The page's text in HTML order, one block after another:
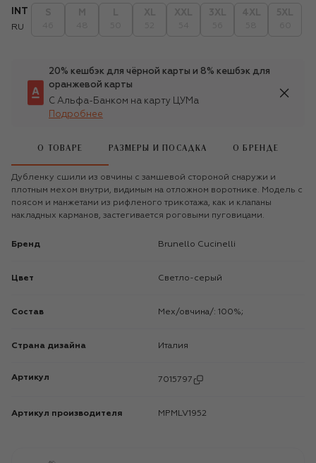
INT
RU
20% кешбэк для чёрной карты и 8% кешбэк для
оранжевой карты
С Альфа-Банком на карту ЦУМа
Подробнее
О ТОВАРЕ РАЗМЕРЫ И ПОСАДКА О БРЕНДЕ
Дубленку сшили из овчины с замшевой стороной снаружи и
плотным мехом внутри, видимым на отложном воротнике. Модель с
поясом и манжетами из рифленого трикотажа, как и клапаны
накладных карманов, застегивается роговыми пуговицами.
Бренд Brunello Cucinelli
Цвет Светло-серый
Состав Мех/овчина/: 100%;
Страна дизайна Италия
Артикул 7015797
Артикул производителя MPMLV1952